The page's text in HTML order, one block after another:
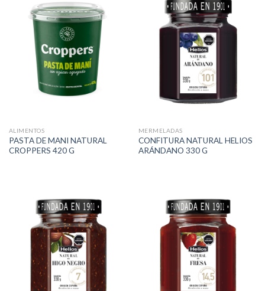
ALIMENTOS
PASTA DE MANI NATURAL
CROPPERS 420 G
MERMELADAS
CONFITURA NATURAL HELIOS
ARÁNDANO 330 G